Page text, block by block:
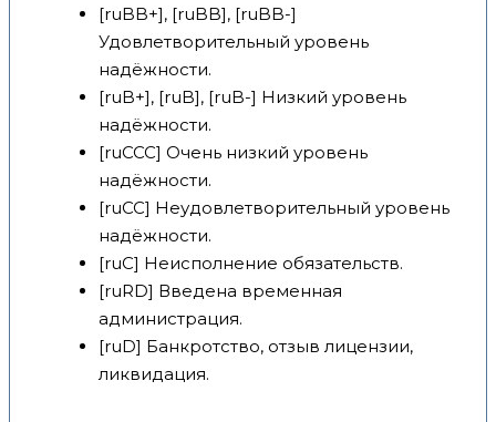
[ruBB+], [ruBB], [ruBB-]
Удовлетворительный уровень
надёжности.
[ruB+], [ruB], [ruB-] Низкий уровень
надёжности.
[ruCCC] Очень низкий уровень
надёжности.
[ruCC] Неудовлетворительный уровень
надёжности.
[ruC] Неисполнение обязательств.
[ruRD] Введена временная
администрация.
[ruD] Банкротство, отзыв лицензии,
ликвидация.